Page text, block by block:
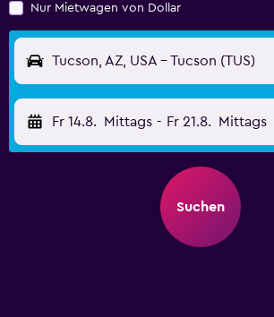
Nur Mietwagen von Dollar
Tucson, AZ, USA - Tucson (TUS)
Fr 14.8. Mittags - Fr 21.8. Mittags
Suchen